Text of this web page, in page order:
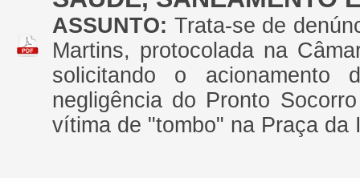
ASSUNTO: Trata-se de
Martins, protocolada na
solicitando o acionamento
negligência do Pronto
vítima de "tombo" na Praça da